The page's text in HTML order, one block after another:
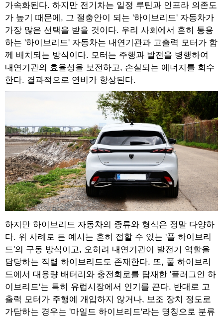
가속화된다. 하지만 전기차는 일정 루틴과 인프라 의존도
가 높기 때문에, 그 절충안이 되는 '하이브리드' 자동차가
가장 많은 선택을 받을 것이다. 우리 사회에서 흔히 통용
하는 '하이브리드' 자동차는 내연기관과 고출력 모터가 함
께 배치되는 방식이다. 모터는 주행과 발전을 병행하여
내연기관의 효율성을 보전하고, 손실되는 에너지를 회수
한다. 결과적으로 연비가 향상된다.
하지만 하이브리드 자동차의 종류와 형식은 정말 다양하
다. 위 사례로 든 예시는 흔히 접할 수 있는 '풀 하이브리
드'의 구동 방식이고, 오히려 내연기관이 발전기 역할을
담당하는 직렬 하이브리드도 존재한다. 또, 풀 하이브리
드에서 대용량 배터리와 충전회로를 탑재한 '플러그인 하
이브리드'는 특히 유럽시장에서 인기를 끈다. 반대로 고
출력 모터가 주행에 개입하지 않거나, 보조 장치 정도로
가담하는 경우는 '마일드 하이브리드'라는 명칭으로 분류